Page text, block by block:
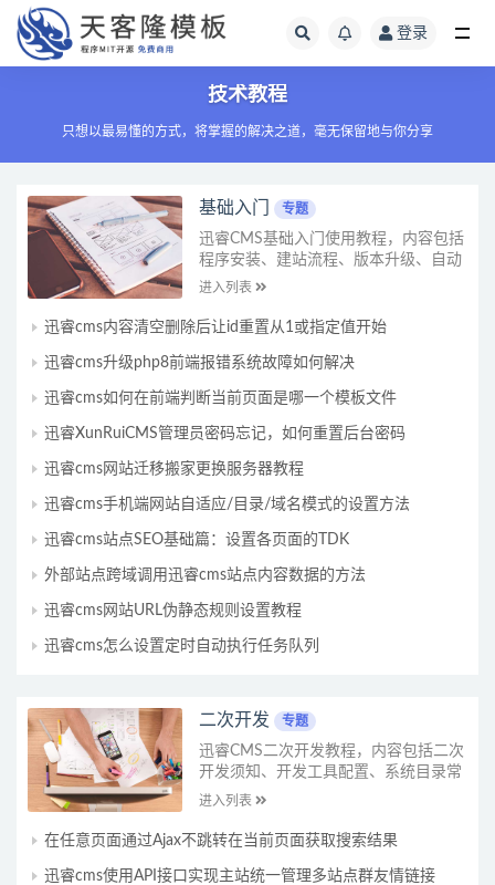
登录
技术教程
只想以最易懂的方式，将掌握的解决之道，毫无保留地与你分享
基础入门 专题
迅睿CMS基础入门使用教程，内容包括
程序安装、建站流程、版本升级、自动
任务、插件使用、环境配置、缓存设
进入列表
迅睿cms内容清空删除后让id重置从1或指定值开始
迅睿cms升级php8前端报错系统故障如何解决
迅睿cms如何在前端判断当前页面是哪一个模板文件
迅睿XunRuiCMS管理员密码忘记，如何重置后台密码
迅睿cms网站迁移搬家更换服务器教程
迅睿cms手机端网站自适应/目录/域名模式的设置方法
迅睿cms站点SEO基础篇：设置各页面的TDK
外部站点跨域调用迅睿cms站点内容数据的方法
迅睿cms网站URL伪静态规则设置教程
迅睿cms怎么设置定时自动执行任务队列
二次开发 专题
迅睿CMS二次开发教程，内容包括二次
开发须知、开发工具配置、系统目录常
量介绍、函数方法介绍、控制模型介
进入列表
在任意页面通过Ajax不跳转在当前页面获取搜索结果
迅睿cms使用API接口实现主站统一管理多站点群友情链接